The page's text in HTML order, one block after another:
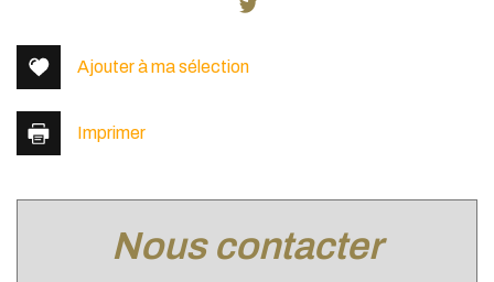
Leaflet |©JawgMaps|© OpenStreetMap
Ajouter à ma sélection
Imprimer
nous contacter